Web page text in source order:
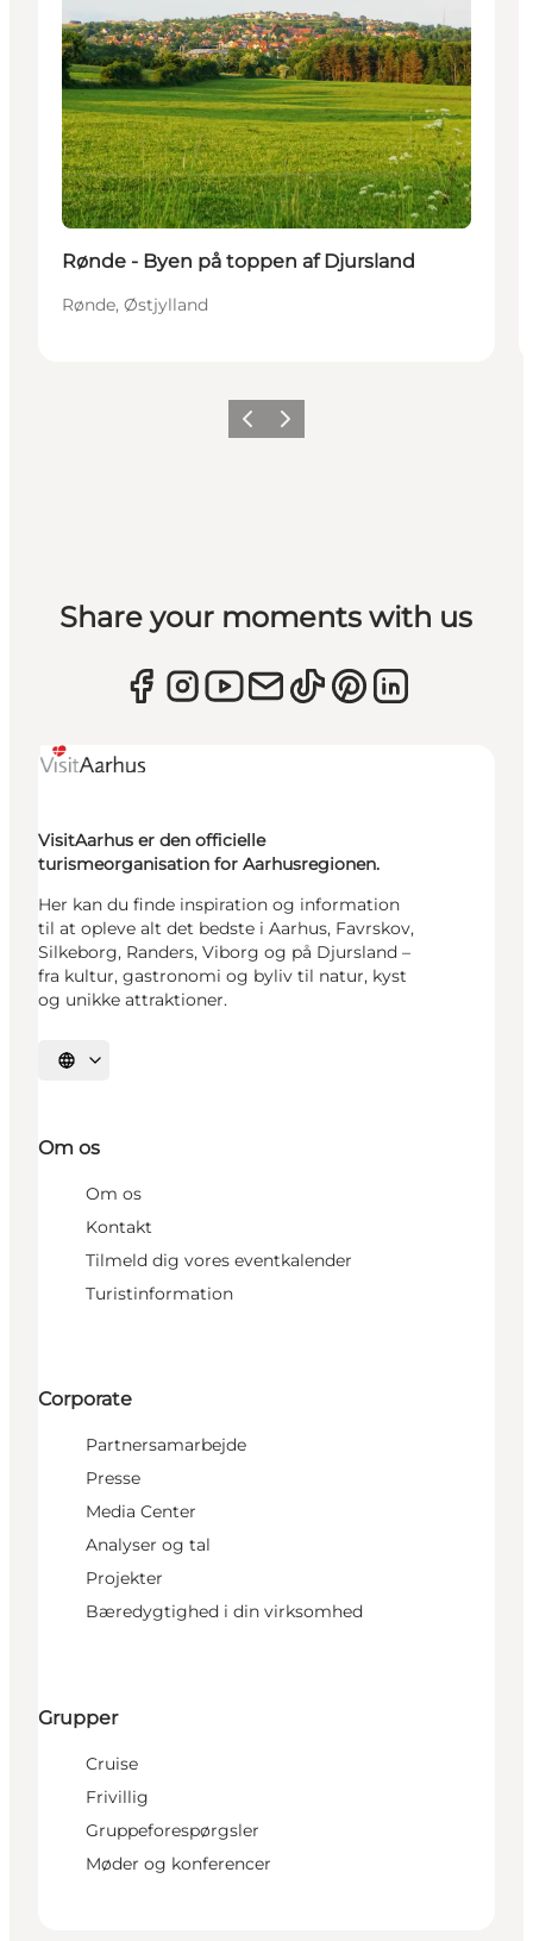
Rønde - Byen på toppen af Djursland
Rønde, Østjylland
ForrigeNæste
Share your moments with us
VisitAarhus er den officielle
turismeorganisation for Aarhusregionen.
Her kan du finde inspiration og information
til at opleve alt det bedste i Aarhus, Favrskov,
Silkeborg, Randers, Viborg og på Djursland –
fra kultur, gastronomi og byliv til natur, kyst
og unikke attraktioner.
Vælg sprog
Om os
Om os
Kontakt
Tilmeld dig vores eventkalender
Turistinformation
Corporate
Partnersamarbejde
Presse
Media Center
Analyser og tal
Projekter
Bæredygtighed i din virksomhed
Grupper
Cruise
Frivillig
Gruppeforespørgsler
Møder og konferencer